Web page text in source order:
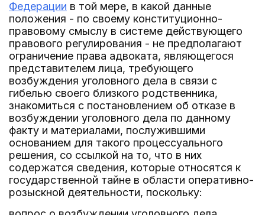
Федерации в той мере, в какой данные
положения - по своему конституционно-
правовому смыслу в системе действующего
правового регулирования - не предполагают
ограничение права адвоката, являющегося
представителем лица, требующего
возбуждения уголовного дела в связи с
гибелью своего близкого родственника,
знакомиться с постановлением об отказе в
возбуждении уголовного дела по данному
факту и материалами, послужившими
основанием для такого процессуального
решения, со ссылкой на то, что в них
содержатся сведения, которые относятся к
государственной тайне в области оперативно-
розыскной деятельности, поскольку: